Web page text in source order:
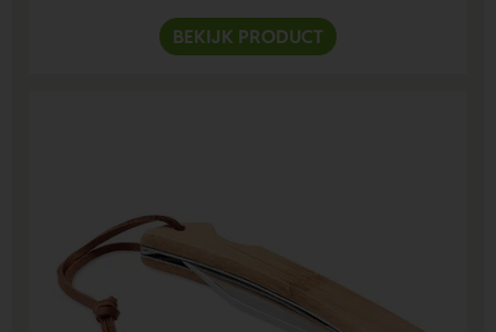
BEKIJK PRODUCT